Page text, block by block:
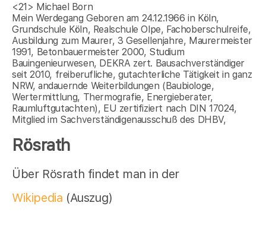
<21> Michael Born
Mein Werdegang Geboren am 24.12.1966 in Köln,
Grundschule Köln, Realschule Olpe, Fachoberschulreife,
Ausbildung zum Maurer, 3 Gesellenjahre, Maurermeister
1991, Betonbauermeister 2000, Studium
Bauingenieurwesen, DEKRA zert. Bausachverständiger
seit 2010, freiberufliche, gutachterliche Tätigkeit in ganz
NRW, andauernde Weiterbildungen (Baubiologe,
Wertermittlung, Thermografie, Energieberater,
Raumluftgutachten), EU zertifiziert nach DIN 17024,
Mitglied im Sachverständigenausschuß des DHBV,
Rösrath
Über Rösrath findet man in der
Wikipedia (Auszug)